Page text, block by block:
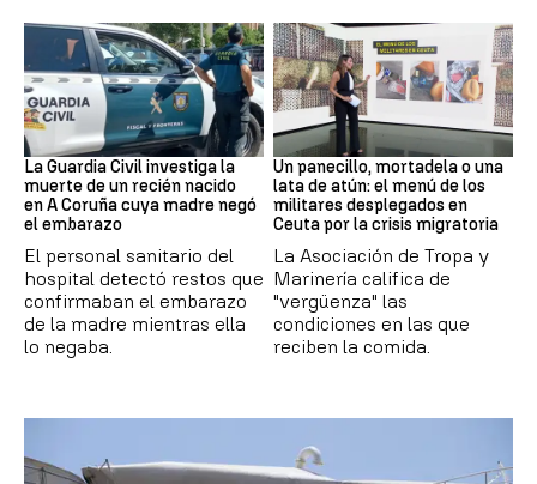
Recién Nacido
La Guardia Civil investiga la
muerte de un recién nacido
en A Coruña cuya madre negó
el embarazo
El personal sanitario del
hospital detectó restos que
confirmaban el embarazo
de la madre mientras ella
lo negaba.
Militares
Un panecillo, mortadela o una
lata de atún: el menú de los
militares desplegados en
Ceuta por la crisis migratoria
La Asociación de Tropa y
Marinería califica de
"vergüenza" las
condiciones en las que
reciben la comida.